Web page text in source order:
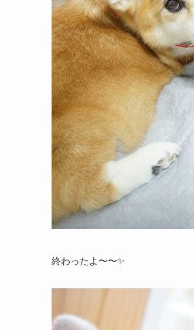
終わったよ〜〜✨